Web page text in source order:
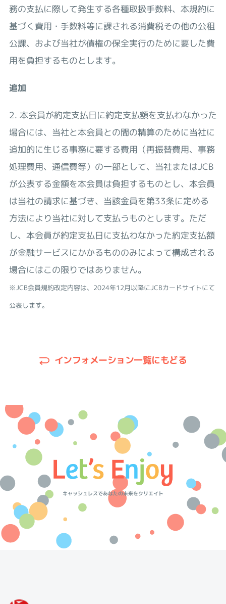
務の支払に際して発生する各種取扱手数料、本規約に
基づく費用・手数料等に課される消費税その他の公租
公課、および当社が債権の保全実行のために要した費
用を負担するものとします。
追加
2. 本会員が約定支払日に約定支払額を支払わなかった
場合には、当社と本会員との間の精算のために当社に
追加的に生じる事務に要する費用（再振替費用、事務
処理費用、通信費等）の一部として、当社またはJCB
が公表する金額を本会員は負担するものとし、本会員
は当社の請求に基づき、当該金員を第33条に定める
方法により当社に対して支払うものとします。ただ
し、本会員が約定支払日に支払わなかった約定支払額
が金融サービスにかかるもののみによって構成される
場合にはこの限りではありません。
※JCB会員規約改定内容は、2024年12月以降にJCBカードサイトにて
公表します。
インフォメーション一覧にもどる
キャッシュレスであなたの未来をクリエイト